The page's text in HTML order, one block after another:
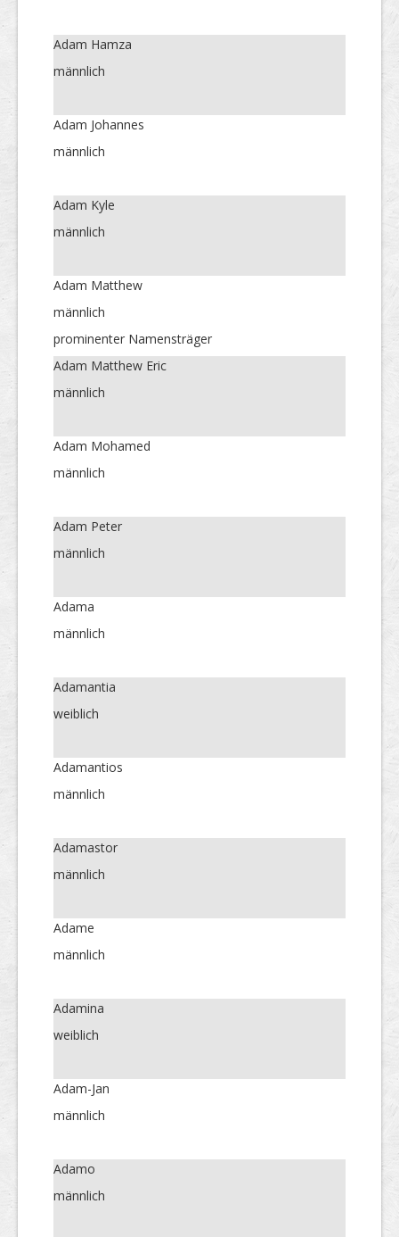
Adam Hamza
männlich
Adam Johannes
männlich
Adam Kyle
männlich
Adam Matthew
männlich
prominenter Namensträger
Adam Matthew Eric
männlich
Adam Mohamed
männlich
Adam Peter
männlich
Adama
männlich
Adamantia
weiblich
Adamantios
männlich
Adamastor
männlich
Adame
männlich
Adamina
weiblich
Adam-Jan
männlich
Adamo
männlich